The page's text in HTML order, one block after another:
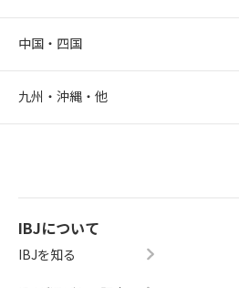
中国・四国
九州・沖縄・他
IBJについて
IBJを知る